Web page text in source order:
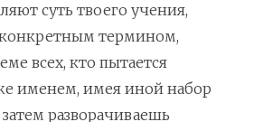
суть твоего учения,
термином,
всех, кто пытается
именем, имея иной набор
разворачиваешь